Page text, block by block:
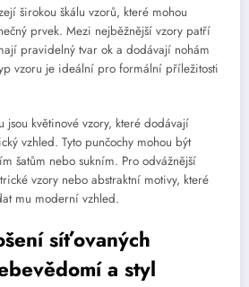
širokou škálu vzorů, které mohou
prvek. Mezi nejběžnější vzory patří
pravidelný tvar ok a dodávají nohám
vzoru je ideální pro formální příležitosti
jsou květinové vzory, které dodávají
vzhled. Tyto punčochy mohou být
šatům nebo sukním. Pro odvážnější
vzory nebo abstraktní motivy, které
mu moderní vzhled.
síťovaných
a styl